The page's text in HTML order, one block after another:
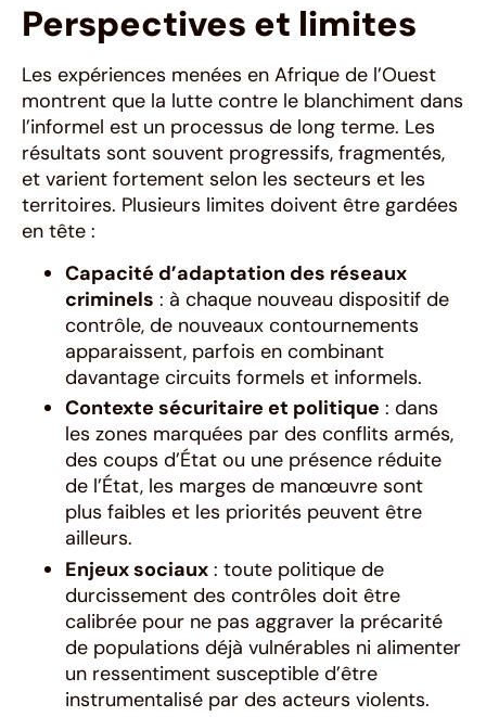
Perspectives et limites
Les expériences menées en Afrique de l’Ouest
montrent que la lutte contre le blanchiment dans
l’informel est un processus de long terme. Les
résultats sont souvent progressifs, fragmentés,
et varient fortement selon les secteurs et les
territoires. Plusieurs limites doivent être gardées
en tête :
Capacité d’adaptation des réseaux
criminels : à chaque nouveau dispositif de
contrôle, de nouveaux contournements
apparaissent, parfois en combinant
davantage circuits formels et informels.
Contexte sécuritaire et politique : dans
les zones marquées par des conflits armés,
des coups d’État ou une présence réduite
de l’État, les marges de manœuvre sont
plus faibles et les priorités peuvent être
ailleurs.
Enjeux sociaux : toute politique de
durcissement des contrôles doit être
calibrée pour ne pas aggraver la précarité
de populations déjà vulnérables ni alimenter
un ressentiment susceptible d’être
instrumentalisé par des acteurs violents.